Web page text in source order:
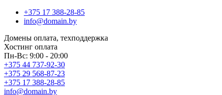
+375 17 388-28-85
info@domain.by
Домены оплата, техподдержка
Хостинг оплата
Пн-Вс: 9:00 - 20:00
+375 44 737-92-30
+375 29 568-87-23
+375 17 388-28-85
info@domain.by